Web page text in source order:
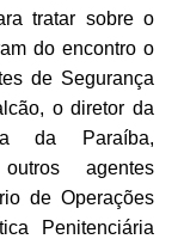
tratar sobre o
do encontro o
de Segurança
o diretor da
da Paraíba,
agentes
de Operações
Penitenciária